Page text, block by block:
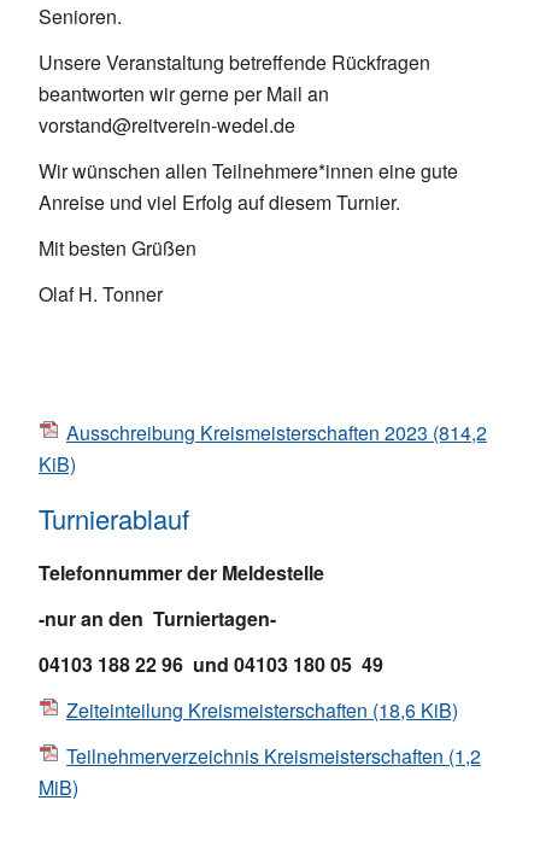
Senioren.
Unsere Veranstaltung betreffende Rückfragen
beantworten wir gerne per Mail an
vorstand@reitverein-wedel.de
Wir wünschen allen Teilnehmere*innen eine gute
Anreise und viel Erfolg auf diesem Turnier.
Mit besten Grüßen
Olaf H. Tonner
Ausschreibung Kreismeisterschaften 2023 (814,2
KiB)
Turnierablauf
Telefonnummer der Meldestelle
-nur an den Turniertagen-
04103 188 22 96 und 04103 180 05 49
Zeiteinteilung Kreismeisterschaften (18,6 KiB)
Teilnehmerverzeichnis Kreismeisterschaften (1,2
MiB)